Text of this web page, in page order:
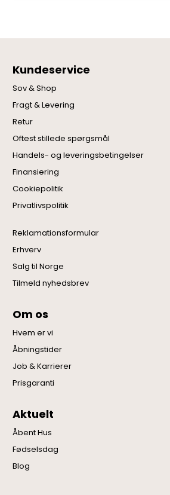
Kundeservice
Sov & Shop
Fragt & Levering
Retur
Oftest stillede spørgsmål
Handels- og leveringsbetingelser
Finansiering
Cookiepolitik
Privatlivspolitik
Reklamationsformular
Erhverv
Salg til Norge
Tilmeld nyhedsbrev
Om os
Hvem er vi
Åbningstider
Job & Karrierer
Prisgaranti
Aktuelt
Åbent Hus
Fødselsdag
Blog